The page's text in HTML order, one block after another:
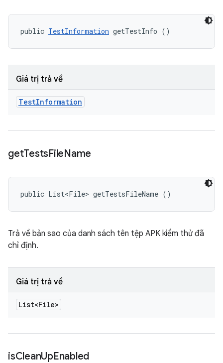
public TestInformation getTestInfo ()
Giá trị trả về
TestInformation
getTestsFileName
public List<File> getTestsFileName ()
Trả về bản sao của danh sách tên tệp APK kiểm thử đã
chỉ định.
Giá trị trả về
List<File>
isCleanUpEnabled